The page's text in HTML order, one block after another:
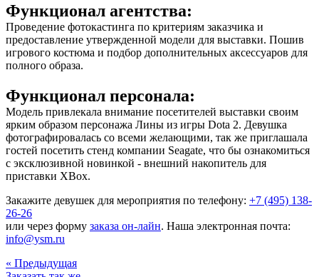
Функционал агентства:
Проведение фотокастинга по критериям заказчика и
предоставление утвержденной модели для выставки. Пошив
игрового костюма и подбор дополнительных аксессуаров для
полного образа.
Функционал персонала:
Модель привлекала внимание посетителей выставки своим
ярким образом персонажа Лины из игры Dota 2. Девушка
фотографировалась со всеми желающими, так же приглашала
гостей посетить стенд компании Seagate, что бы ознакомиться
с эксклюзивной новинкой - внешний накопитель для
приставки XBox.
Закажите девушек для мероприятия по телефону: +7 (495) 138-
26-26
или через форму заказа он-лайн. Наша электронная почта:
info@ysm.ru
« Предыдущая